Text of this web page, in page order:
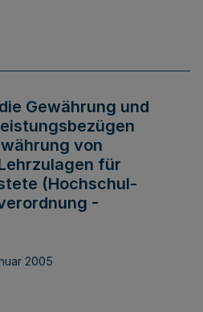
Gewährung und
von
für
(Hochschul-
-
2005